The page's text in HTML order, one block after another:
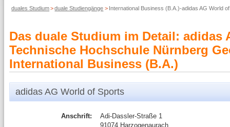
duales Studium> duale Studiengänge > International Business (B.A.)-adidas AG World
Das duale Studium im Detail: adidas
Technische Hochschule Nürnberg
International Business (B.A.)
adidas AG World of Sports
Anschrift:
Adi-Dassler-Straße 1
91074 Harzogenaurach